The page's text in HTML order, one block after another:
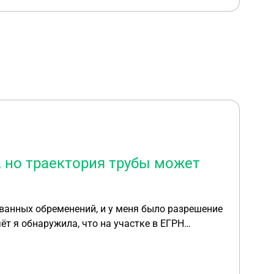
траектория трубы может
обременений, и у меня было разрешение
существовала до покупки участка, но
говорят, что здесь все трубы низкого